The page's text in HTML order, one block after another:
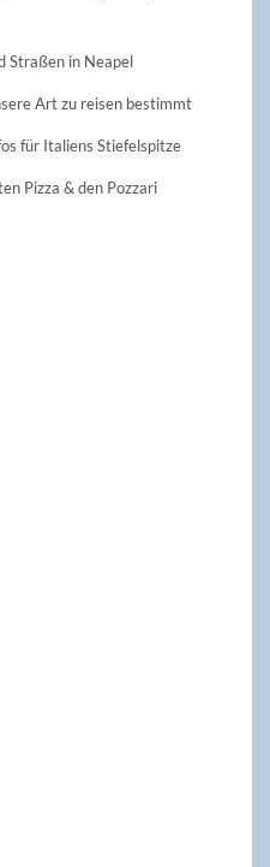
Straßen in Neapel
Art zu reisen bestimmt
für Italiens Stiefelspitze
Pizza & den Pozzari